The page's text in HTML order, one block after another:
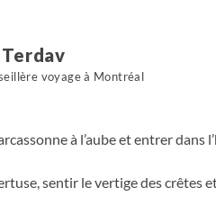
voyage à Montréal
à l’aube et entrer dans
sentir le vertige des crêtes